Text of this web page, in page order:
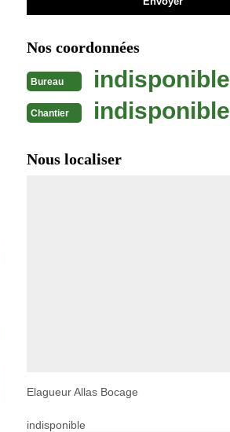
Nos coordonnées
Bureau indisponible
Chantier indisponible
Nous localiser
Elagueur Allas Bocage
indisponible